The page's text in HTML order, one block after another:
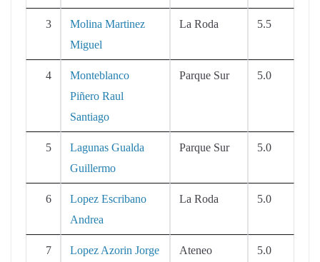
3
Molina Martinez
Miguel
La Roda 5.5
4
Monteblanco
Piñero Raul
Santiago
Parque Sur 5.0
5
Lagunas Gualda
Guillermo
Parque Sur 5.0
6
Lopez Escribano
Andrea
La Roda 5.0
7 Lopez Azorin Jorge Ateneo 5.0